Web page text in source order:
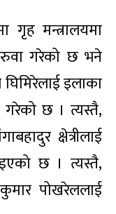
गृह मन्त्रालयमा
गरेको छ भने
इलाका
गरेको छ । त्यस्तै,
क्षेत्रीलाई
छ । त्यस्तै,
पोखरेललाई